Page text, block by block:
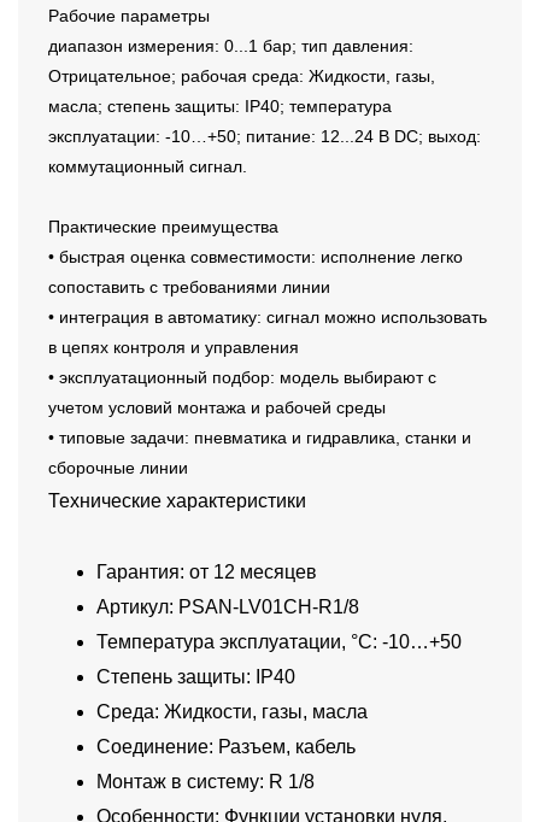
Рабочие параметры
диапазон измерения: 0...1 бар; тип давления:
Отрицательное; рабочая среда: Жидкости, газы,
масла; степень защиты: IP40; температура
эксплуатации: -10…+50; питание: 12...24 В DC; выход:
коммутационный сигнал.
Практические преимущества
• быстрая оценка совместимости: исполнение легко
сопоставить с требованиями линии
• интеграция в автоматику: сигнал можно использовать
в цепях контроля и управления
• эксплуатационный подбор: модель выбирают с
учетом условий монтажа и рабочей среды
• типовые задачи: пневматика и гидравлика, станки и
сборочные линии
Технические характеристики
Гарантия: от 12 месяцев
Артикул: PSAN-LV01CH-R1/8
Температура эксплуатации, °C: -10…+50
Степень защиты: IP40
Среда: Жидкости, газы, масла
Соединение: Разъем, кабель
Монтаж в систему: R 1/8
Особенности: Функции установки нуля,